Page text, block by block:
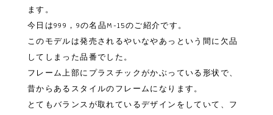
ます。
今日は999，9の名品M-15のご紹介です。
このモデルは発売されるやいなやあっという間に欠品
してしまった品番でした。
フレーム上部にプラスチックがかぶっている形状で、
昔からあるスタイルのフレームになります。
とてもバランスが取れているデザインをしていて、フ